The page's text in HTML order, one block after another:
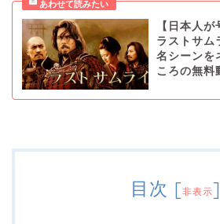
【日本人が
ラストサム
名シーンを
ころの無料
目次 [非表示]